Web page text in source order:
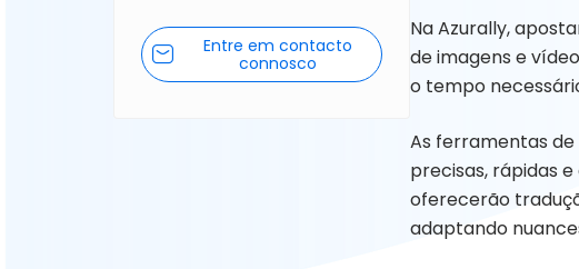
Entre em contacto
connosco
Na Azurally,
de imagens e
o tempo
As ferramentas
precisas, rápidas
oferecerão
adaptando